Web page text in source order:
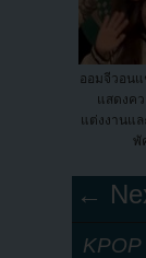
ออมจีวอนแ
แสดงค
แต่งงานแล
พั
←